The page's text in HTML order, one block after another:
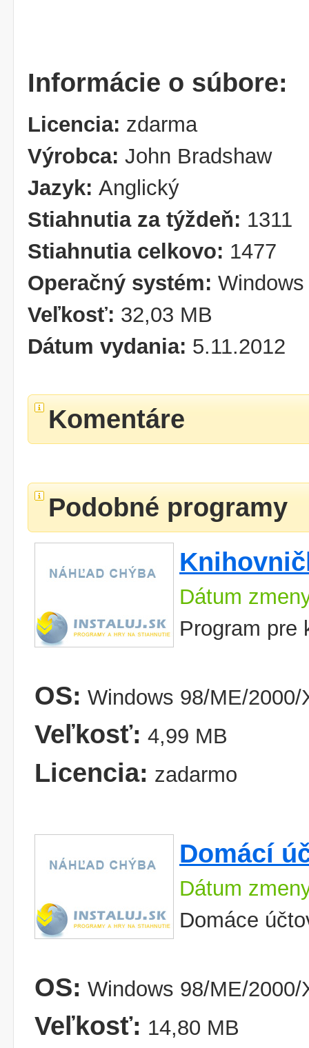
Informácie o súbore:
Licencia: zdarma
Výrobca: John Bradshaw
Jazyk: Anglický
Stiahnutia za týždeň: 1311
Stiahnutia celkovo: 1477
Operačný systém:
Veľkosť: 32,03 MB
Dátum vydania: 5.11.2012
Komentáre
Podobné programy
Dátum
Program pre
OS: Windows 98/ME/
Veľkosť: 4,99 MB
Licencia: zadarmo
Domácí
Dátum
Domáce
OS: Windows 98/ME/2000/
Veľkosť: 14,80 MB